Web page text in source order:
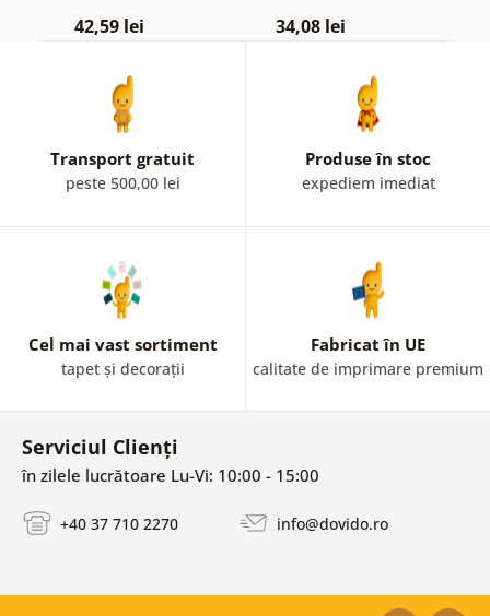
42,59 lei 34,08 lei
Transport gratuit
peste 500,00 lei
Produse în stoc
expediem imediat
Cel mai vast sortiment
tapet și decorații
Fabricat în UE
calitate de imprimare premium
Serviciul Clienți
în zilele lucrătoare Lu-Vi: 10:00 - 15:00
+40 37 710 2270 info@dovido.ro